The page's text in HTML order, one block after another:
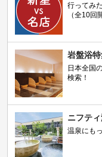
行ってみ
（全10回
岩盤浴
日本全国
検索！
ニフテ
温泉にも